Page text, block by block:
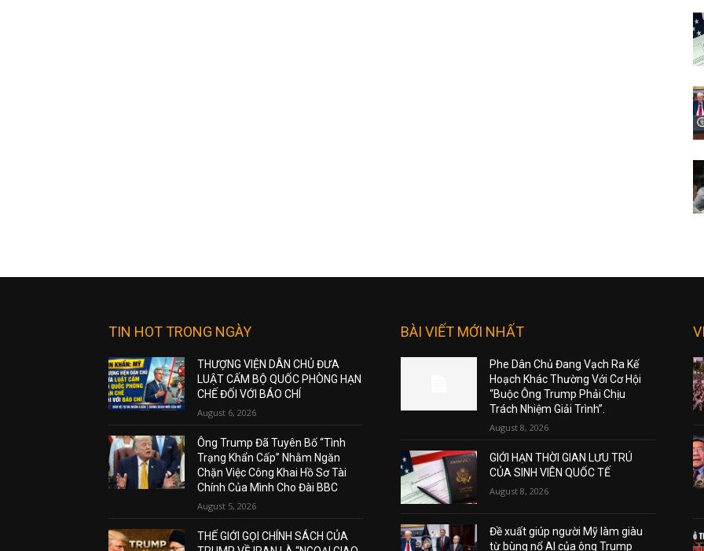
TIN HOT TRONG NGÀY
THƯỢNG VIỆN DÂN CHỦ ĐƯA
LUẬT CẤM BỘ QUỐC PHÒNG HẠN
CHẾ ĐỐI VỚI BÁO CHÍ
August 6, 2026
Ông Trump Đã Tuyên Bố “Tình
Trạng Khẩn Cấp” Nhằm Ngăn
Chặn Việc Công Khai Hồ Sơ Tài
Chính Của Mình Cho Đài BBC
August 5, 2026
THẾ GIỚI GỌI CHÍNH SÁCH CỦA
BÀI VIẾT MỚI NHẤT
Phe Dân Chủ Đang Vạch Ra Kế
Hoạch Khác Thường Với Cơ Hội
“Buộc Ông Trump Phải Chịu
Trách Nhiệm Giải Trình”.
August 8, 2026
GIỚI HẠN THỜI GIAN LƯU TRÚ
CỦA SINH VIÊN QUỐC TẾ
August 8, 2026
Đề xuất giúp người Mỹ làm giàu
từ bùng nổ AI của ông Trump